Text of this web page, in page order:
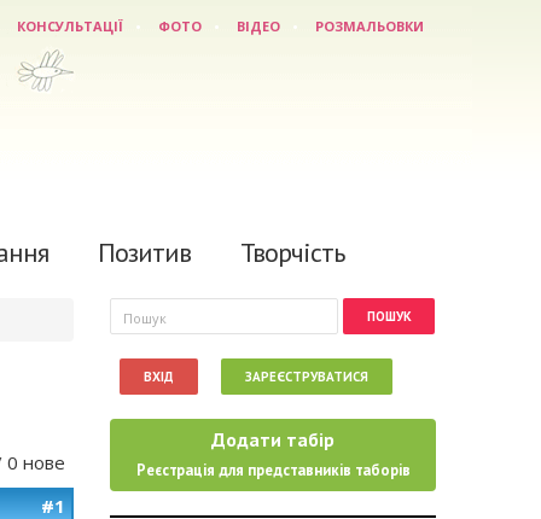
КОНСУЛЬТАЦІЇ ФОТО ВІДЕО РОЗМАЛЬОВКИ
Позитив Творчість
0 нове
#1
Пошукова форма
Пошук
ВХІД ЗАРЕЄСТРУВАТИСЯ
Додати табір
Реєстрація для представників таборів